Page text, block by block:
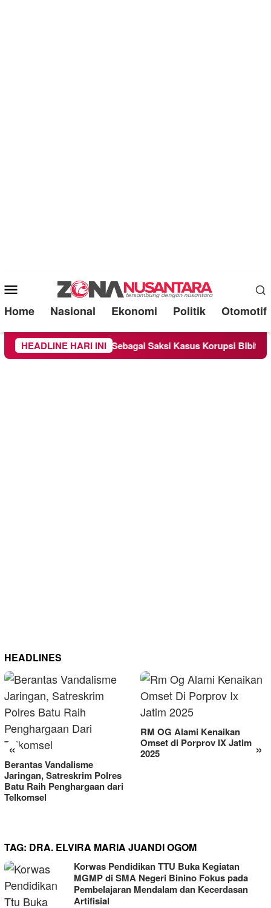
Mobile
Menu
Home Nasional Ekonomi Politik Otomotif
HEADLINE HARI INI
Diperiksa Sebagai Saksi Kasus Korupsi Bibit Nanas
HEADLINES
« »
Berantas Vandalisme
Jaringan, Satreskrim Polres
Batu Raih Penghargaan dari
Telkomsel
RM OG Alami Kenaikan
Omset di Porprov IX Jatim
2025
TAG: DRA. ELVIRA MARIA JUANDI OGOM
Korwas Pendidikan TTU Buka Kegiatan
MGMP di SMA Negeri Binino Fokus pada
Pembelajaran Mendalam dan Kecerdasan
Artifisial